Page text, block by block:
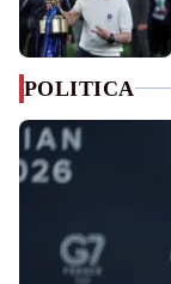
POLITICA